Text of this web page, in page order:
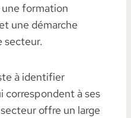
formation
une démarche
secteur.
à identifier
correspondent à ses
offre un large